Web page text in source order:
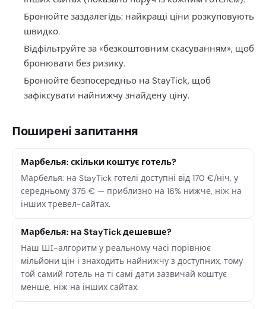
Бронюйте заздалегідь: найкращі ціни розкуповують
швидко.
Відфільтруйте за «безкоштовним скасуванням», щоб
бронювати без ризику.
Бронюйте безпосередньо на StayTick, щоб
зафіксувати найнижчу знайдену ціну.
Поширені запитання
Марбелья: скільки коштує готель?
Марбелья: на StayTick готелі доступні від 170 €/ніч, у
середньому 375 € — приблизно на 16% нижче, ніж на
інших тревел-сайтах.
Марбелья: на StayTick дешевше?
Наш ШІ-алгоритм у реальному часі порівнює
мільйони цін і знаходить найнижчу з доступних, тому
той самий готель на ті самі дати зазвичай коштує
менше, ніж на інших сайтах.